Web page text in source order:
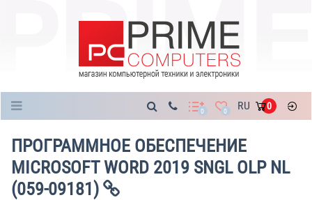
0 0 RU 0
ПРОГРАММНОЕ ОБЕСПЕЧЕНИЕ
MICROSOFT WORD 2019 SNGL OLP NL
(059-09181)